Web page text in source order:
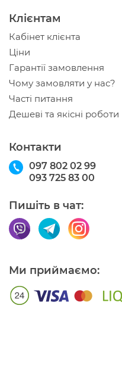
Клієнтам
Кабінет клієнта
Ціни
Гарантії замовлення
Чому замовляти у нас?
Часті питання
Дешеві та якісні роботи
Контакти
097 802 02 99
093 725 83 00
Пишіть в чат:
Ми приймаємо: